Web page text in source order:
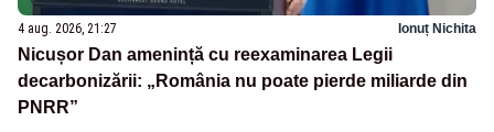
4 aug. 2026, 21:27 Ionuț Nichita
Nicușor Dan amenință cu reexaminarea Legii
decarbonizării: „România nu poate pierde miliarde din
PNRR”